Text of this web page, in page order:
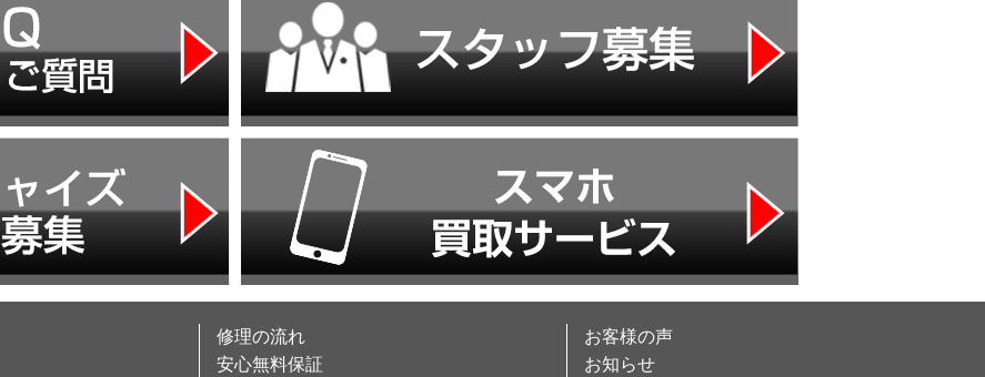
修理の流れ
安心無料保証
お客様の声
お知らせ